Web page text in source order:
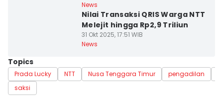
News
Nilai Transaksi QRIS Warga NTT
Melejit hingga Rp2,9 Triliun
31 Okt 2025, 17:51 WIB
News
Topics
Prada Lucky NTT Nusa Tenggara Timur pengadilan
saksi